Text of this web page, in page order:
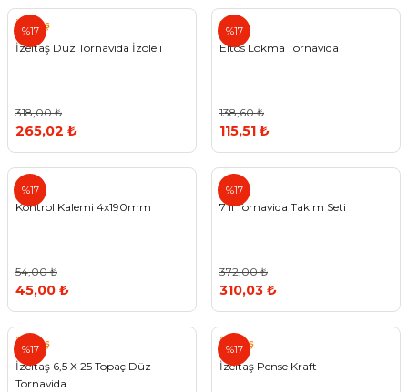
%17
İzeltaş
İzeltaş Düz Tornavida İzoleli
318,00 ₺
265,02 ₺
%17
Eltos
Eltos Lokma Tornavida
138,60 ₺
115,51 ₺
%17
Kontrol Kalemi 4x190mm
54,00 ₺
45,00 ₺
%17
7 li Tornavida Takım Seti
372,00 ₺
310,03 ₺
%17
İzeltaş
İzeltaş 6,5 X 25 Topaç Düz
Tornavida
%17
İzeltaş
İzeltaş Pense Kraft